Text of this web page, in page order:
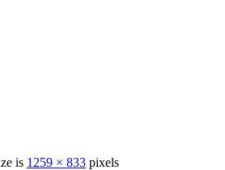
is 1259 × 833 pixels